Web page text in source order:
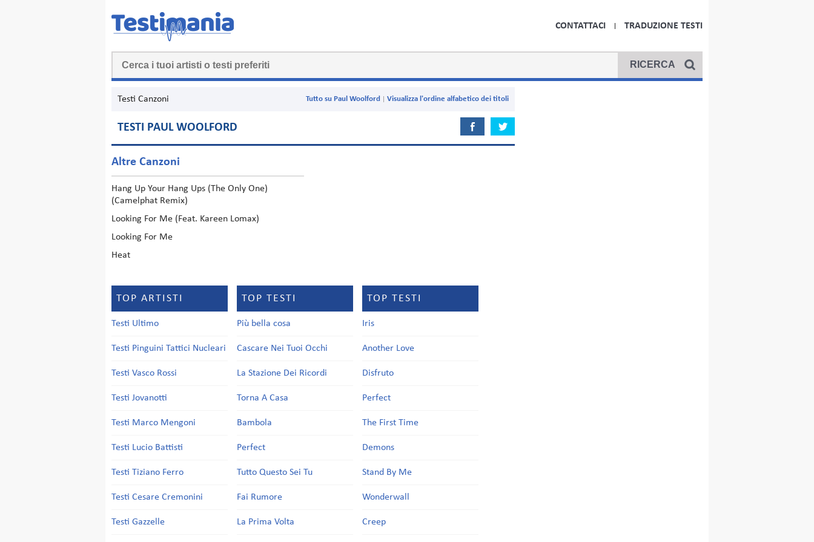
CONTATTACI TRADUZIONE TESTI
Testi Canzoni Visualizza l'ordine alfabetico dei titoli
Tutto su Paul Woolford
TESTI PAUL WOOLFORD
Altre Canzoni
Hang Up Your Hang Ups (The Only One)
(Camelphat Remix)
Looking For Me (Feat. Kareen Lomax)
Looking For Me
Heat
TOP ARTISTI
Testi Ultimo
Testi Pinguini Tattici Nucleari
Testi Vasco Rossi
Testi Jovanotti
Testi Marco Mengoni
Testi Lucio Battisti
Testi Tiziano Ferro
Testi Cesare Cremonini
Testi Gazzelle
TOP TESTI
Più bella cosa
Cascare Nei Tuoi Occhi
La Stazione Dei Ricordi
Torna A Casa
Bambola
Perfect
Tutto Questo Sei Tu
Fai Rumore
La Prima Volta
TOP TESTI
Iris
Another Love
Disfruto
Perfect
The First Time
Demons
Stand By Me
Wonderwall
Creep